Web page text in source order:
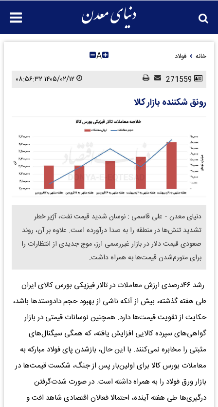
خانه فولاد A
رونق شکننده بازار کالا
دنیای معدن - علی قاسمی : نوسان شدید قیمت نفت، آژیر خطر
تشدید تنش‌ها در منطقه را به صدا درآورده است. علاوه بر آن، روند
صعودی قیمت دلار در بازار غیررسمی ارز، موج جدیدی از انتظارات را
برای متورم‌شدن قیمت‌ها به همراه داشت.
رشد ۴۶درصدی ارزش معاملات در تالار فیزیکی بورس کالای ایران
طی هفته گذشته، بیش از آنکه ناشی از بهبود حجم دادوستدها باشد،
حکایت از تقویت قیمت‌ها دارد. همچنین نوسانات قیمتی در بازار
گواهی‌های سپرده کالایی افزایش یافته، که همگی سیگنال‌های
مثبتی را مخابره نمی‌کنند. با این حال، بازشدن پای فولاد مبارکه به
معاملات بورس کالا برای اولین‌بار پس از جنگ، شکست قیمت‌ها در
بازار ورق فولاد را به همراه داشته است. در صورت شدت‌گرفتن
درگیری‌ها طی هفته آینده، احتمالا فعالان اقتصادی شاهد افت و